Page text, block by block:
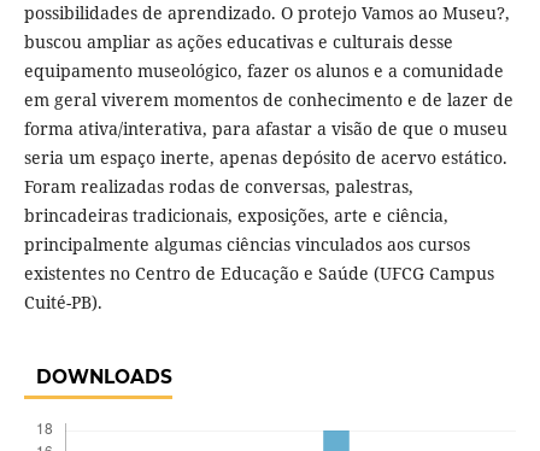
possibilidades de aprendizado. O protejo Vamos ao Museu?,
buscou ampliar as ações educativas e culturais desse
equipamento museológico, fazer os alunos e a comunidade
em geral viverem momentos de conhecimento e de lazer de
forma ativa/interativa, para afastar a visão de que o museu
seria um espaço inerte, apenas depósito de acervo estático.
Foram realizadas rodas de conversas, palestras,
brincadeiras tradicionais, exposições, arte e ciência,
principalmente algumas ciências vinculados aos cursos
existentes no Centro de Educação e Saúde (UFCG Campus
Cuité-PB).
DOWNLOADS